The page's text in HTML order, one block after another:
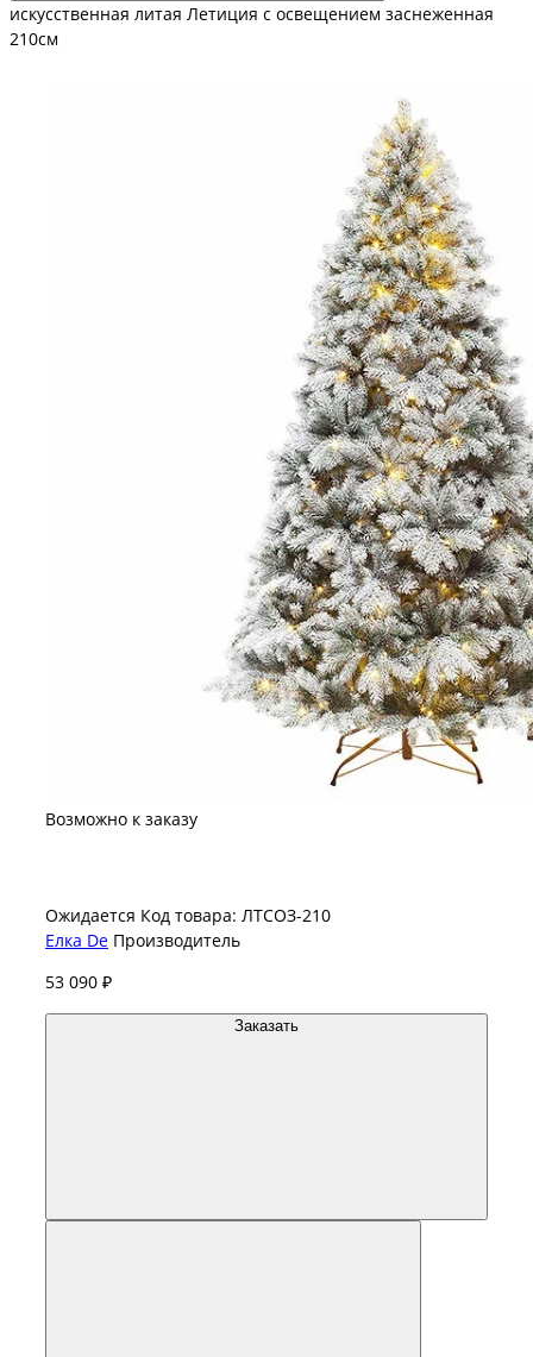
искусственная литая Летиция с освещением заснеженная
210см
Возможно к заказу
Ожидается Код товара: ЛТСОЗ-210
Елка De Производитель
53 090 ₽
Заказать